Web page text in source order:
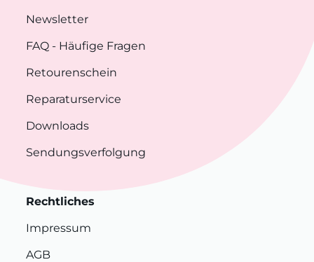
Newsletter
FAQ - Häufige Fragen
Retourenschein
Reparaturservice
Downloads
Sendungsverfolgung
Rechtliches
Impressum
AGB